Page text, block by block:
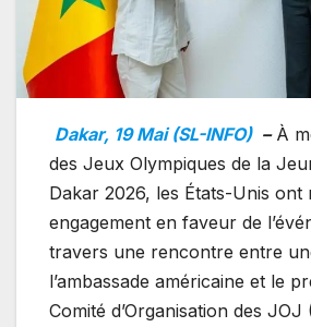
Dakar, 19 Mai (SL-INFO) –À
des Jeux Olympiques de la
Dakar 2026, les États-Unis
engagement en faveur de
travers une rencontre entre
l’ambassade américaine et le
Comité d’Organisation des JOJ